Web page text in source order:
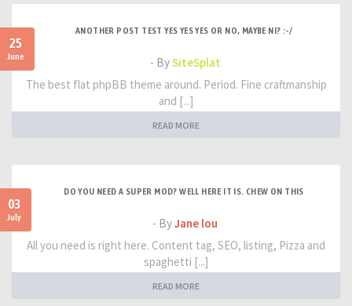
25
June
ANOTHER POST TEST YES YES YES OR NO, MAYBE NI? :-/
- BySiteSplat
The best flat phpBB theme around. Period. Fine craftmanship
and [...]
READ MORE
03
July
DO YOU NEED A SUPER MOD? WELL HERE IT IS. CHEW ON THIS
- ByJane lou
All you need is right here. Content tag, SEO, listing, Pizza and
spaghetti [...]
READ MORE